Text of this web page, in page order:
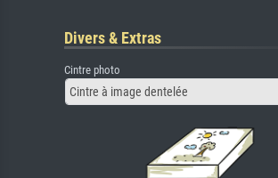
Divers & Extras
Cintre photo
Cintre à image dentelée